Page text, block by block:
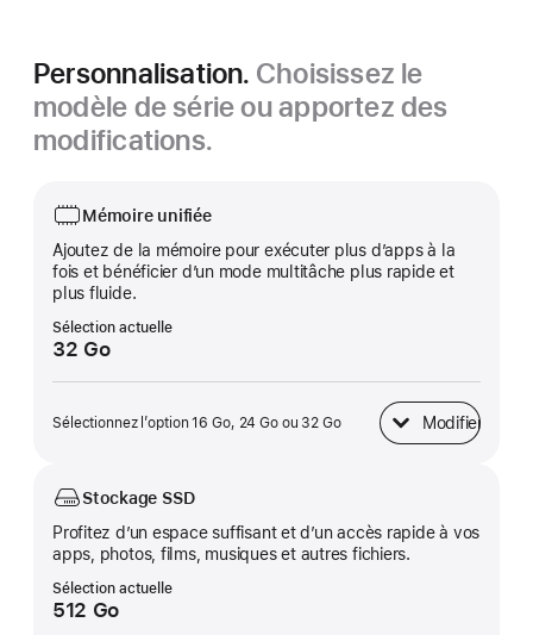
Personnalisation. Choisissez le
modèle de série ou apportez des
modifications.
Mémoire unifiée
Ajoutez de la mémoire pour exécuter plus d’apps à la
fois et bénéficier d’un mode multitâche plus rapide et
plus fluide.
Sélection actuelle
32 Go
Sélectionnez l’option 16 Go, 24 Go ou 32 Go Modifier
Mémoire unifiée
Stockage SSD
Profitez d’un espace suffisant et d’un accès rapide à vos
apps, photos, films, musiques et autres fichiers.
Sélection actuelle
512 Go